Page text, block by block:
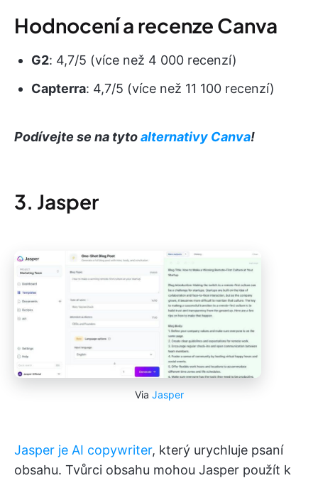
Hodnocení a recenze Canva
G2: 4,7/5 (více než 4 000 recenzí)
Capterra: 4,7/5 (více než 11 100 recenzí)
Podívejte se na tytoalternativy Canva!
3. Jasper
Via Jasper
Jasper je AI copywriter, který urychluje psaní
obsahu. Tvůrci obsahu mohou Jasper použít k